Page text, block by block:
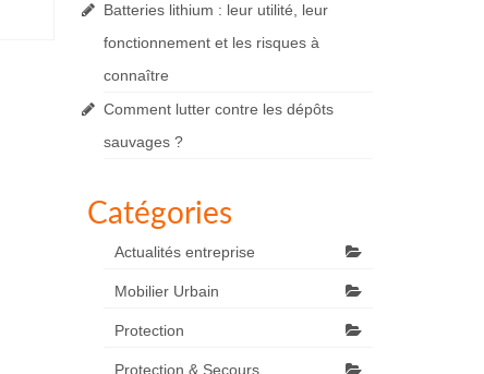
Batteries lithium : leur utilité, leur
fonctionnement et les risques à
connaître
Comment lutter contre les dépôts
sauvages ?
Catégories
Actualités entreprise
Mobilier Urbain
Protection
Protection & Secours